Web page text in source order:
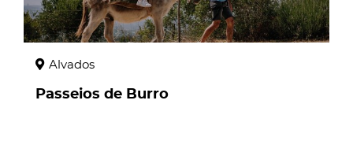
Alvados
Passeios de Burro